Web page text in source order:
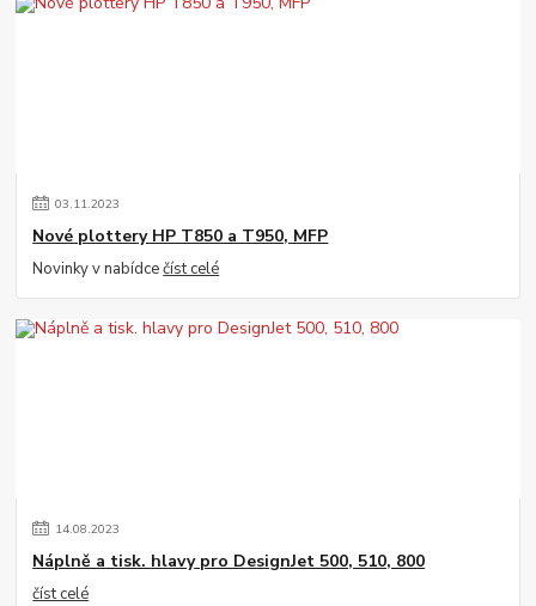
03.11.2023
Nové plottery HP T850 a T950, MFP
Novinky v nabídcečíst celé
14.08.2023
Náplně a tisk. hlavy pro DesignJet 500, 510, 800
číst celé